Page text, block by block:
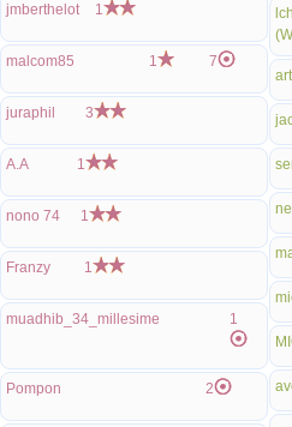
jmberthelot 1
malcom85 1 7
juraphil 3
A.A 1
nono 74 1
Franzy 1
muadhib_34_millesime 1
Pompon 2
art